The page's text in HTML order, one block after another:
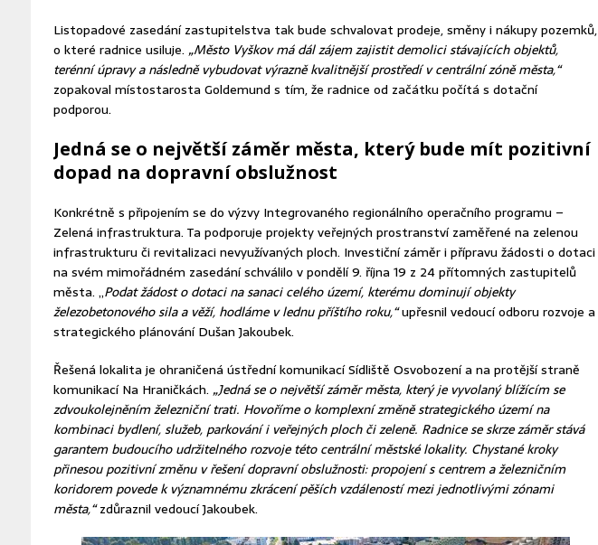
Listopadové zasedání zastupitelstva tak bude schvalovat prodeje, směny i nákupy pozemků,
o které radnice usiluje. „Město Vyškov má dál zájem zajistit demolici stávajících objektů,
terénní úpravy a následně vybudovat výrazně kvalitnější prostředí v centrální zóně města,“
zopakoval místostarosta Goldemund s tím, že radnice od začátku počítá s dotační
podporou.
Jedná se o největší záměr města, který bude mít pozitivní
dopad na dopravní obslužnost
Konkrétně s připojením se do výzvy Integrovaného regionálního operačního programu –
Zelená infrastruktura. Ta podporuje projekty veřejných prostranství zaměřené na zelenou
infrastrukturu či revitalizaci nevyužívaných ploch. Investiční záměr i přípravu žádosti o dotaci
na svém mimořádném zasedání schválilo v pondělí 9. října 19 z 24 přítomných zastupitelů
města. „Podat žádost o dotaci na sanaci celého území, kterému dominují objekty
železobetonového sila a věží, hodláme v lednu příštího roku,“upřesnil vedoucí odboru rozvoje a
strategického plánování Dušan Jakoubek.
Řešená lokalita je ohraničená ústřední komunikací Sídliště Osvobození a na protější straně
komunikací Na Hraničkách. „Jedná se o největší záměr města, který je vyvolaný blížícím se
zdvoukolejněním železniční trati. Hovoříme o komplexní změně strategického území na
kombinaci bydlení, služeb, parkování i veřejných ploch či zeleně. Radnice se skrze záměr stává
garantem budoucího udržitelného rozvoje této centrální městské lokality. Chystané kroky
přinesou pozitivní změnu v řešení dopravní obslužnosti: propojení s centrem a železničním
koridorem povede k významnému zkrácení pěších vzdáleností mezi jednotlivými zónami
města,“zdůraznil vedoucí Jakoubek.